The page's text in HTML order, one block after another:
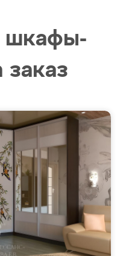
шкафы-
заказ